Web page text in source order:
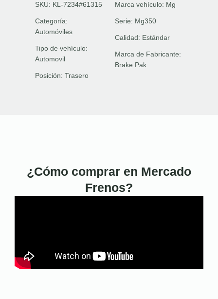
SKU: KL-7234#61315
Categoría:
Automóviles
Tipo de vehículo:
Automovil
Posición: Trasero
Marca vehículo: Mg
Serie: Mg350
Calidad: Estándar
Marca de Fabricante:
Brake Pak
¿Cómo comprar en Mercado
Frenos?